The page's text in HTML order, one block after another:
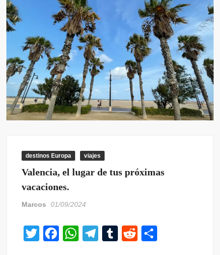
destinos Europa viajes
Valencia, el lugar de tus próximas
vacaciones.
Marcos 01/09/2024
T
F
W T
T
R